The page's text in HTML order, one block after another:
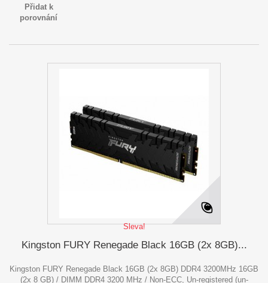
Přidat k
porovnání
Sleva!
Kingston FURY Renegade Black 16GB (2x 8GB)...
Kingston FURY Renegade Black 16GB (2x 8GB) DDR4 3200MHz 16GB
(2x 8 GB) / DIMM DDR4 3200 MHz / Non-ECC, Un-registered (un-